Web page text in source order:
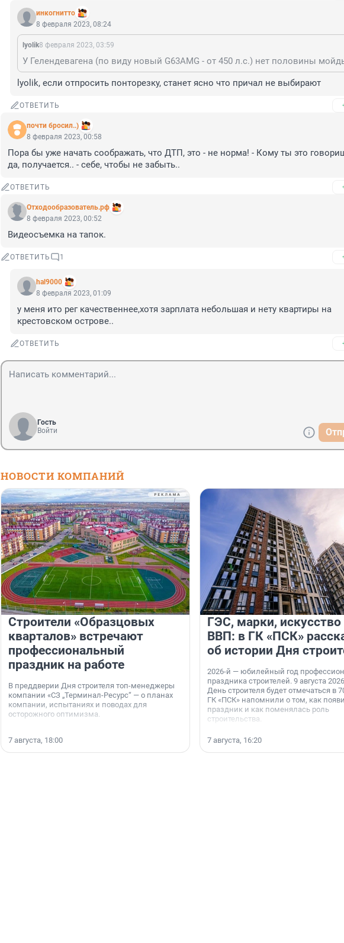
инкогнитто
8 февраля 2023, 08:24
lyolik8 февраля 2023, 03:59
lyolik, если отпросить понторезку, станет ясно что причал не выбирают
ОТВЕТИТЬ
почти бросил..)
8 февраля 2023, 00:58
Пора бы уже начать соображать, что ДТП, это - не норма! - Кому ты это
да, получается.. - себе, чтобы не забыть..
ОТВЕТИТЬ
Отходообразователь.рф
8 февраля 2023, 00:52
Видеосъемка на тапок.
ОТВЕТИТЬ 1
hal9000
8 февраля 2023, 01:09
у меня ито рег качественнее,хотя зарплата небольшая и нету квартиры на
крестовском острове..
ОТВЕТИТЬ
Гость
Войти
НОВОСТИ КОМПАНИЙ
Строители «Образцовых
кварталов» встречают
профессиональный
праздник на работе
В преддверии Дня строителя топ-менеджеры
компании «СЗ „Терминал-Ресурс“ — о планах
компании, испытаниях и поводах для
осторожного оптимизма.
7 августа, 18:00
ГЭС, марки, искусство
ВВП: в ГК «ПСК»
об истории Дня
2026-й — юбилейный год
праздника строителей. 9 августа
День строителя будет отмечаться в
ГК «ПСК» напомнили о том, как
праздник и как поменялась роль
строительства.
7 августа, 16:20